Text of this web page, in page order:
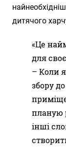
дитячого
«Це
для
– Коли
збору
планую
інші